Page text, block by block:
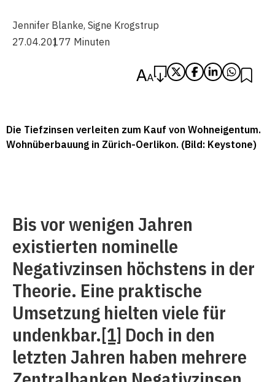
Jennifer Blanke, Signe Krogstrup
27.04.20177 Minuten
Die Tiefzinsen verleiten zum Kauf von Wohneigentum.
Wohnüberbauung in Zürich-Oerlikon. (Bild: Keystone)
Bis vor wenigen Jahren
existierten nominelle
Negativzinsen höchstens in der
Theorie. Eine praktische
Umsetzung hielten viele für
undenkbar.[1] Doch in den
letzten Jahren haben mehrere